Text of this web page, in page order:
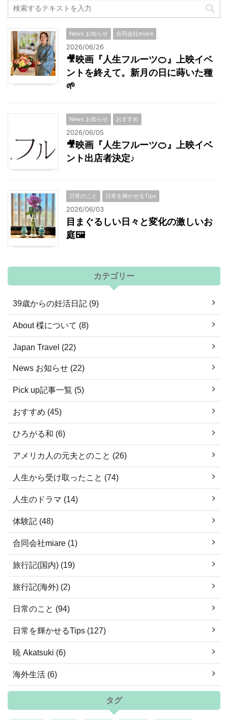
News お知らせ 合同会社miare
2026/06/26
🎥映画『人生フルーツ🍊』上映イベ
ントを終えて。新月の日に蒔いた種
🌱
News お知らせ おすすめ
2026/06/05
🎥映画『人生フルーツ🍊』上映イベ
ント出店者決定♪
日常のこと 日常を輝かせるTips
2026/06/03
目まぐるしい日々と変化の激しいお
庭🖼
カテゴリー
39歳からの妊活日記 (9)
About 楪について (8)
Japan Travel (22)
News お知らせ (22)
Pick up記事一覧 (5)
おすすめ (45)
ひろがる和 (6)
アメリカ人の元夫とのこと (26)
人生から受け取ったこと (74)
人生のドラマ (14)
体験記 (48)
合同会社miare (1)
旅行記(国内) (19)
旅行記(海外) (2)
日常のこと (94)
日常を輝かせるTips (127)
暁 Akatsuki (6)
海外生活 (6)
タグ